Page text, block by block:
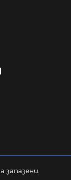
да се
запазени.